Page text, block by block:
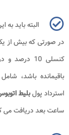
البته باید
در صورتی که بیش از
کنسلی 10 درصد و در صورتی که کمتر از یک ساعت به حرکت
استرداد پولبلیط
ساعت بعد دریافت می